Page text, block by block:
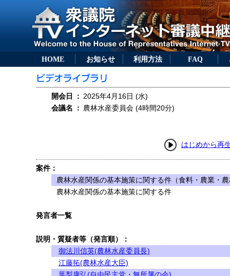
HOME お知らせ 利用方法 FAQ
開会日 ： 2025年4月16日 (水)
会議名
： 農林水産委員会 (4時間20分)
はじめから再
案件：
農林水産関係の基本施策に関する件（食料・農業・
農林水産関係の基本施策に関する件
発言者一覧
説明・質疑者等（発言順）：
御法川信英(農林水産委員長)
江藤拓(農林水産大臣)